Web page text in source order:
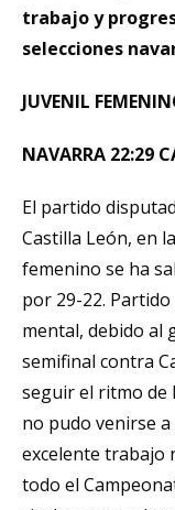
trabajo y
selecciones
JUVENIL
NAVARRA 22:29
El partido
Castilla León, en
femenino se ha
por 29-22.
mental, debido al
semifinal contra
seguir el ritmo de
no pudo venirse
excelente trabajo
todo el